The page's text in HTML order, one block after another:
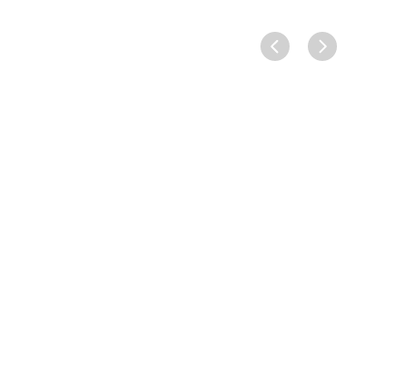
Vorige slideVolgende